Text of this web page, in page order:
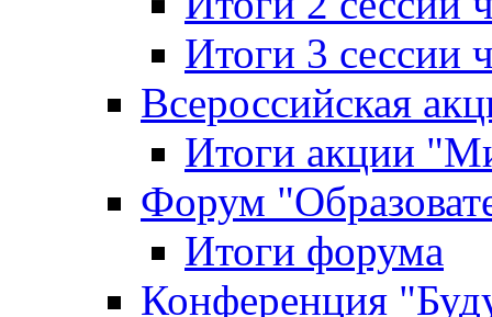
Итоги 3 сессии
Всероссийская
Итоги акции
Форум
Итоги форума
Конференция